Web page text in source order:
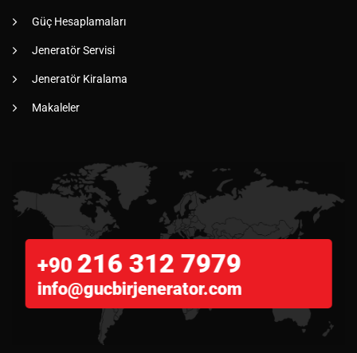
Güç Hesaplamaları
Jeneratör Servisi
Jeneratör Kiralama
Makaleler
+90 216 312 7979
info@gucbirjenerator.com